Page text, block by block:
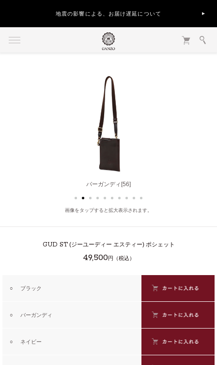
地震の影響による、お届け遅延について
バーガンディ[56]
画像をタップすると拡大表示されます。
GUD ST(ジーユーディー エスティー) ポシェット
49,500円（税込）
○ ブラック
○ バーガンディ
○ ネイビー